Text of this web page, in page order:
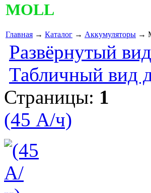
MOLL
Главная → Каталог → Аккумуляторы →
Развёрнутый
Табличный вид
Страницы: 1
(45 А/ч)